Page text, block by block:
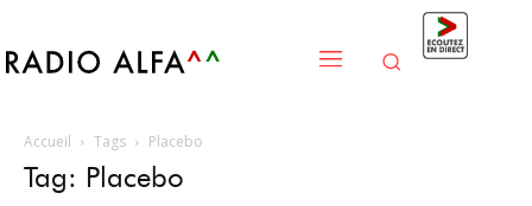
Accueil Tags Placebo
Tag: Placebo